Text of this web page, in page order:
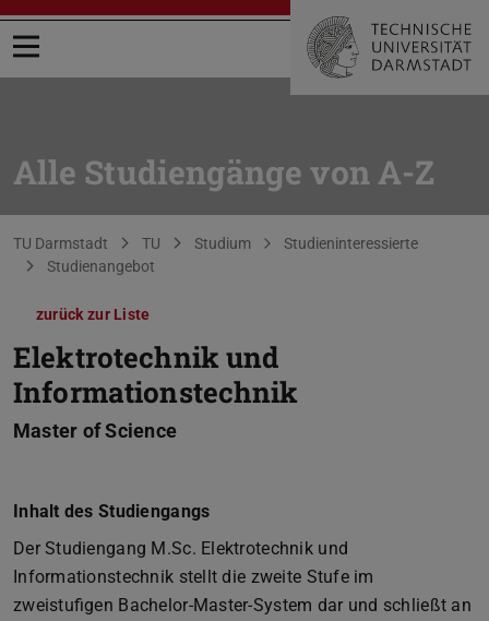
Menü öffnen
Alle Studiengänge von A-Z
Sie befinden sich hier:
TU Darmstadt TU Studium
Studieninteressierte
Studienangebot
zurück zur Liste
Elektrotechnik und
Informationstechnik
Master of Science
Inhalt des Studiengangs
Der Studiengang M.Sc. Elektrotechnik und
Informationstechnik stellt die zweite Stufe im
zweistufigen Bachelor-Master-System dar und schließt an